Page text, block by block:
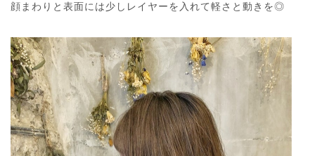
顔まわりと表面には少しレイヤーを入れて軽さと動きを◎